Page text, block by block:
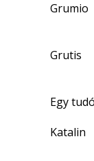
Grumio
Grutis
Egy
Katalin